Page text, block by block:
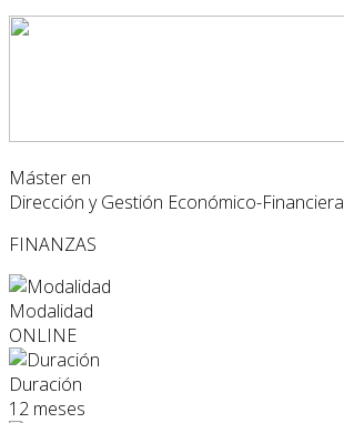
Máster en
Dirección y Gestión Económico-Financiera
FINANZAS
Modalidad
ONLINE
Duración
12 meses